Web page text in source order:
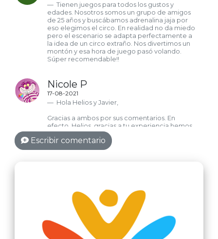
Tienen juegos para todos los gustos y
edades. Nosotros somos un grupo de amigos
de 25 años y buscábamos adrenalina jaja por
eso elegimos el circo. En realidad no da miedo
pero el escenario se adapta perfectamente a
la idea de un circo extraño. Nos divertimos un
montón y esa hora de juego pasó volando.
Súper recomendable!!
Nicole P
17-08-2021
Hola Helios y Javier,
Gracias a ambos por sus comentarios. En
efecto, Helios, gracias a tu experiencia hemos
tomado en consideración insonorizar la sala del
Circo, en el momento que has venido teníamos
detalles que pulir, por suerte ahora puedes
experiencias nos animan, y las malas nos
ayudan a mejorar.
Espero verlos pronto por el local para una
nueva aventura.
Nicole P.
Escribir comentario